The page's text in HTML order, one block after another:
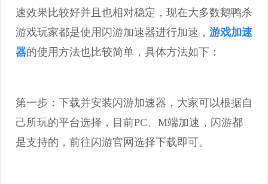
速效果比较好并且也相对稳定，现在大多数鹅鸭杀
游戏玩家都是使用闪游加速器进行加速， 游戏加速
器的使用方法也比较简单，具体方法如下：
第一步：下载并安装闪游加速器，大家可以根据自
己所玩的平台选择，目前PC、M端加速，闪游都
是支持的，前往闪游官网选择下载即可。